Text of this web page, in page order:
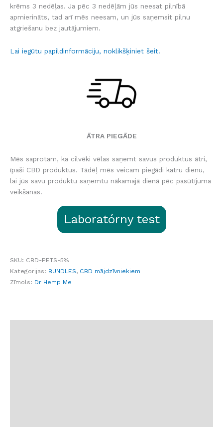
krēms 3 nedēļas. Ja pēc 3 nedēļām jūs neesat pilnībā
apmierināts, tad arī mēs neesam, un jūs saņemsit pilnu
atgriešanu bez jautājumiem.
Lai iegūtu papildinformāciju, noklikšķiniet šeit.
ĀTRA PIEGĀDE
Mēs saprotam, ka cilvēki vēlas saņemt savus produktus ātri,
īpaši CBD produktus. Tādēļ mēs veicam piegādi katru dienu,
lai jūs savu produktu saņemtu nākamajā dienā pēc pasūtījuma
veikšanas.
Laboratórny test
SKU: CBD-PETS-5%
Kategorijas: BUNDLES, CBD mājdzīvniekiem
Zīmols: Dr Hemp Me